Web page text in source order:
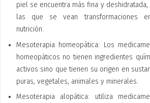
piel se encuentra más fina y deshidratada,
las que se vean transformaciones
nutrición.
Mesoterapia homeopática: Los
homeopáticos no tienen ingredientes
activos sino que tienen su origen en
puras, vegetales, animales y minerales.
Mesoterapia alopática: utiliza